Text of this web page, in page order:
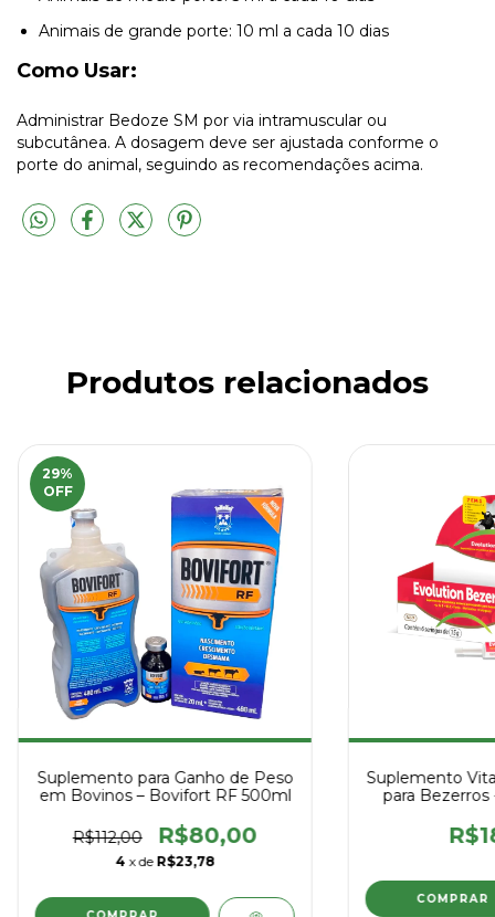
Animais de grande porte: 10 ml a cada 10 dias
Como Usar:
Administrar Bedoze SM por via intramuscular ou
subcutânea. A dosagem deve ser ajustada conforme o
porte do animal, seguindo as recomendações acima.
Produtos relacionados
29%
OFF
Suplemento para Ganho de Peso
em Bovinos – Bovifort RF 500ml
R$112,00 R$80,00
4 x de R$23,78
Suplemento
para Bezerros